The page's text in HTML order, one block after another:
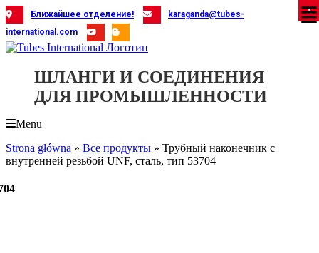
Skip
to
content
Ближайшее отделение!
karaganda@tubes-
international.com
ШЛАНГИ И СОЕДИНЕНИЯ
ДЛЯ ПРОМЫШЛЕННОСТИ
Menu
Strona główna » Все продукты » Трубный наконечник с
внутренней резьбой UNF, сталь, тип 53704
X
X
X
X
X
X
X
X
X
X
X
X
X
X
X
X
X
X
X